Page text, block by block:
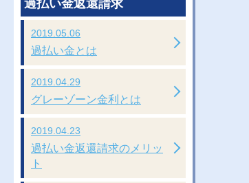
過払い金返還請求
2019.05.06
過払い金とは
2019.04.29
グレーゾーン金利とは
2019.04.23
過払い金返還請求のメリッ
ト